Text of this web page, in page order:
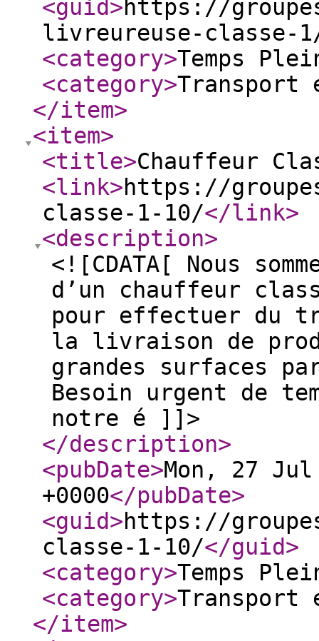
<guid>https://
livreureuse-classe-
<category>Temps
<category>
</item>
<item>
<title>Chauffeur
<link>https://
classe-1-10/</link>
<description>
<![CDATA[ Nous
d’un chauffeur
pour effectuer du
la livraison de
grandes surfaces
Besoin urgent de
notre é ]]>
</description>
<pubDate>Mon, 27
+0000</pubDate>
<guid>https://
classe-1-10/</guid>
<category>Temps
<category>
</item>